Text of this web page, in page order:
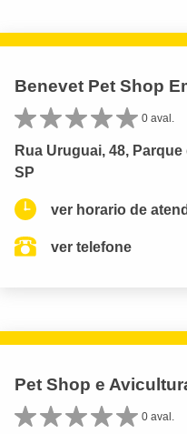
Benevet Pet Shop
0 aval.
Rua Uruguai, 48,
SP
ver horario de
ver telefone
Pet Shop e
0 aval.